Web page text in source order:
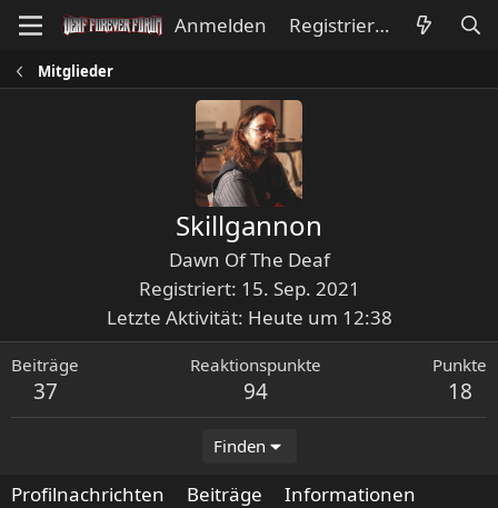
Anmelden Registrieren
Mitglieder
Skillgannon
Dawn Of The Deaf
Registriert 15. Sep. 2021
Letzte Aktivität Heute um 12:38
Beiträge
37
Reaktionspunkte
94
Punkte
18
Finden
Profilnachrichten Beiträge Informationen